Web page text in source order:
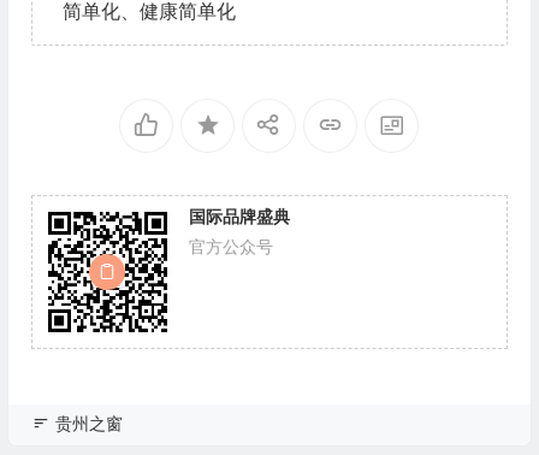
简单化、健康简单化
国际品牌盛典
官方公众号
贵州之窗